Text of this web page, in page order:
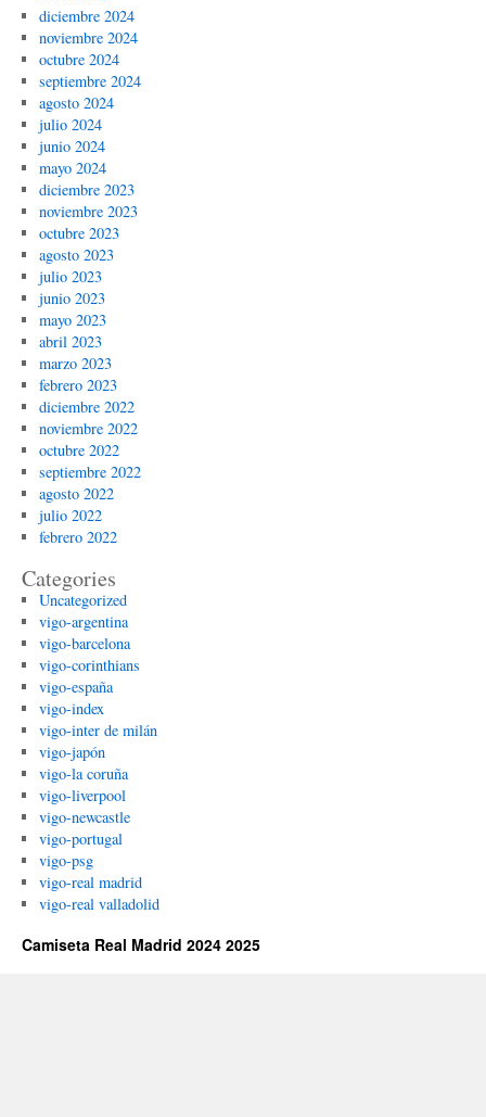
diciembre 2024
noviembre 2024
octubre 2024
septiembre 2024
agosto 2024
julio 2024
junio 2024
mayo 2024
diciembre 2023
noviembre 2023
octubre 2023
agosto 2023
julio 2023
junio 2023
mayo 2023
abril 2023
marzo 2023
febrero 2023
diciembre 2022
noviembre 2022
octubre 2022
septiembre 2022
agosto 2022
julio 2022
febrero 2022
Categories
Uncategorized
vigo-argentina
vigo-barcelona
vigo-corinthians
vigo-españa
vigo-index
vigo-inter de milán
vigo-japón
vigo-la coruña
vigo-liverpool
vigo-newcastle
vigo-portugal
vigo-psg
vigo-real madrid
vigo-real valladolid
Camiseta Real Madrid 2024 2025